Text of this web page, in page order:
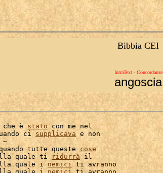
Bibbia CEI
IntraText - Concordanze
angoscia
è stato con me nel
ci supplicava e non
tutte queste cose
quale ti ridurrà il
quale i nemici ti avranno